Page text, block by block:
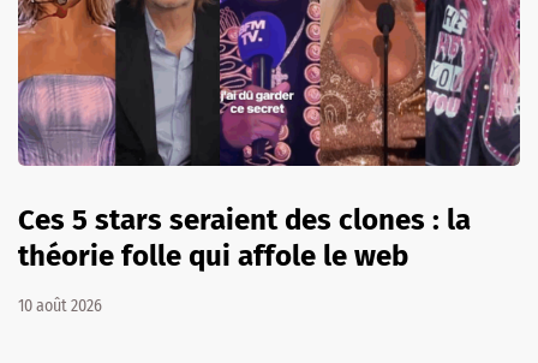
Ces 5 stars seraient des clones : la
théorie folle qui affole le web
10 août 2026